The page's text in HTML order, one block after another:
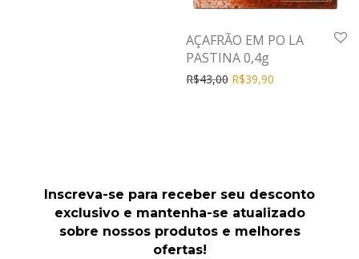
AÇAFRÃO EM PO LA
PASTINA 0,4g
R$43,00 R$39,90
Inscreva-se para receber seu desconto
exclusivo e mantenha-se atualizado
sobre nossos produtos e melhores
ofertas!